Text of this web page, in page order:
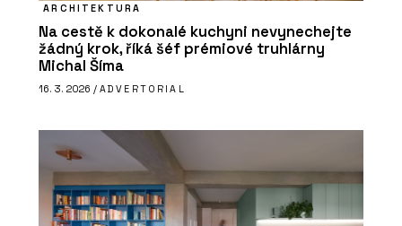
ARCHITEKTURA
Na cestě k dokonalé kuchyni nevynechejte
žádný krok, říká šéf prémiové truhlárny
Michal Šíma
16. 3. 2026 / ADVERTORIAL